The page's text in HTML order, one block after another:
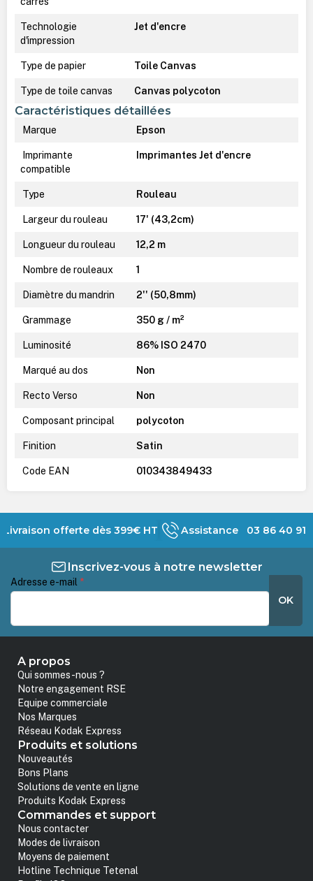
Technologie
d'impression
Jet d'encre
Type de papier Toile Canvas
Type de toile canvas Canvas polycoton
Caractéristiques détaillées
Marque Epson
Imprimante
compatible
Imprimantes Jet d'encre
Type Rouleau
Largeur du rouleau 17' (43,2cm)
Longueur du rouleau 12,2 m
Nombre de rouleaux 1
Diamètre du mandrin 2'' (50,8mm)
Grammage 350 g / m²
Luminosité 86% ISO 2470
Marqué au dos Non
Recto Verso Non
Composant principal polycoton
Finition Satin
Code EAN 010343849433
Livraison offerte dès 399€ HT Assistance 03 86 40 91
Inscrivez-vous à notre newsletter
Adresse e-mail *
OK
A propos
Qui sommes-nous ?
Notre engagement RSE
Equipe commerciale
Nos Marques
Réseau Kodak Express
Produits et solutions
Nouveautés
Bons Plans
Solutions de vente en ligne
Produits Kodak Express
Commandes et support
Nous contacter
Modes de livraison
Moyens de paiement
Hotline Technique Tetenal